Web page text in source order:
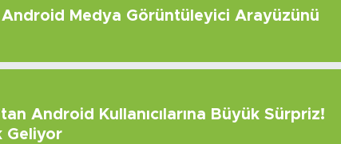
Medya Görüntüleyici Arayüzünü
Android Kullanıcılarına Büyük Sürpriz!
Geliyor